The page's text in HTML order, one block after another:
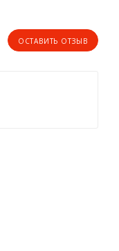
ОСТАВИТЬ ОТЗЫВ